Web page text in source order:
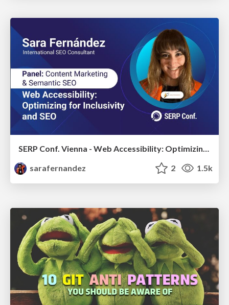
SERP Conf. Vienna - Web Accessibility: Optimizing for Inclusivity and SEO
sarafernandez
2 1.5k